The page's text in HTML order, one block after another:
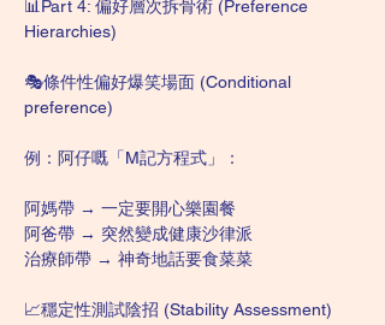
📊Part 4: 偏好層次拆骨術 (Preference
Hierarchies)
🎭條件性偏好爆笑場面 (Conditional
preference)
例：阿仔嘅「M記方程式」：
阿媽帶 → 一定要開心樂園餐
阿爸帶 → 突然變成健康沙律派
治療師帶 → 神奇地話要食菜菜
📈穩定性測試陰招 (Stability Assessment)